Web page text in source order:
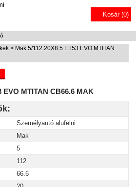
Kosár (0)
> Mak 5/112 20X8.5 ET53 EVO MTITAN
EVO MTITAN CB66.6 MAK
Személyautó alufelni
Mak
5
112
66.6